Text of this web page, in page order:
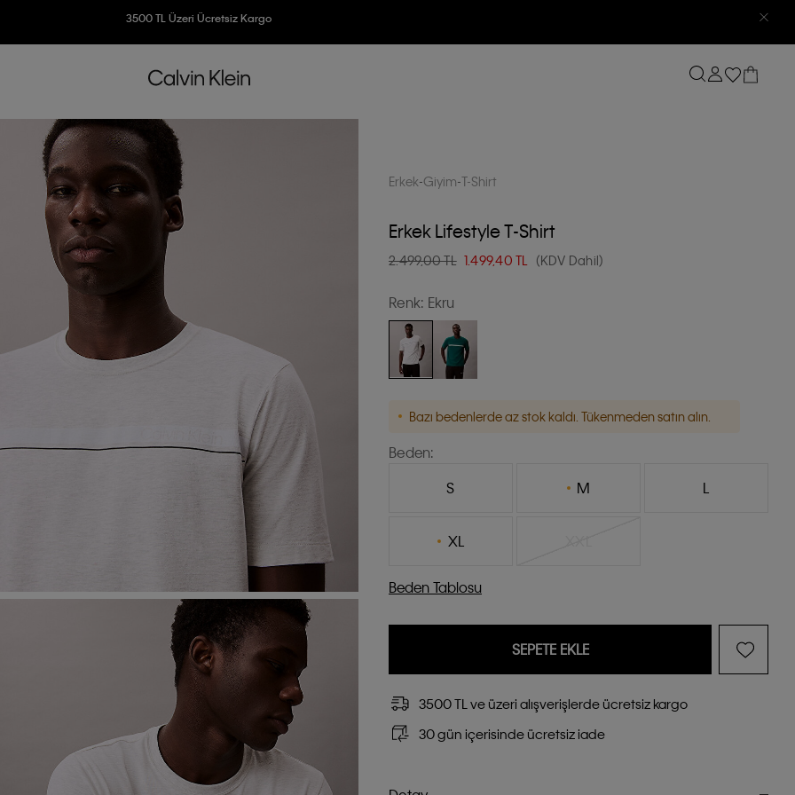
7500 TL Ve Üzeri Alışverişlerinizde 6 Taksit İmkanı
Erkek Giyim T-Shirt
Erkek Lifestyle T-Shirt
2.499,00 TL 1.499,40 TL (KDV Dahil)
Renk: Ekru
Bazı bedenlerde az stok kaldı. Tükenmeden satın alın.
Beden:
S
M L
XL
Beden Tablosu
SEPETE EKLE
3500 TL ve üzeri alışverişlerde ücretsiz kargo
30 gün içerisinde ücretsiz iade